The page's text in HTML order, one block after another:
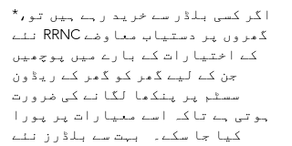
*اگر کسی بلڈر سے خرید رہے ہیں تو،
نئے RRNC گھروں پر دستیاب معاوضے
کے اختیارات کے بارے میں پوچھیں
جن کے لیے گھر کو گھر کے ریڈون
سسٹم پر پنکھا لگانے کی ضرورت
ہوتی ہے تاکہ اسے معیارات پر پورا
کیا جا سکے۔ بہت سے بلڈرز نئے